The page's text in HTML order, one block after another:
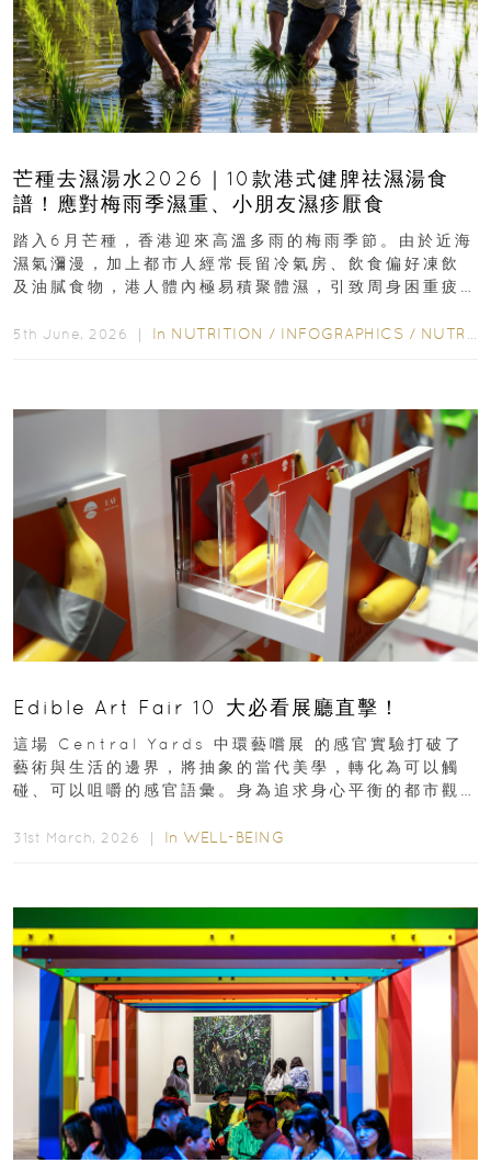
芒種去濕湯水2026｜10款港式健脾祛濕湯食
譜！應對梅雨季濕重、小朋友濕疹厭食
踏入6月芒種，香港迎來高溫多雨的梅雨季節。由於近海
濕氣瀰漫，加上都市人經常長留冷氣房、飲食偏好凍飲
及油膩食物，港人體內極易積聚體濕，引致周身困重疲
狀...
5th June, 2026 ｜ In NUTRITION / INFOGRAPHICS / NUTRITION
Edible Art Fair 10 大必看展廳直擊！
這場 Central Yards 中環藝嚐展 的感官實驗打破了
藝術與生活的邊界，將抽象的當代美學，轉化為可以觸
碰、可以咀嚼的感官語彙。身為追求身心平衡的都市觀
31st March, 2026 ｜ In WELL-BEING